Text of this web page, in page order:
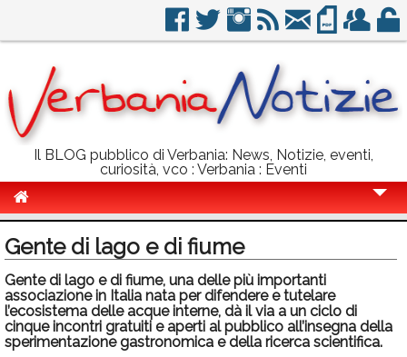
Il BLOG pubblico di Verbania: News, Notizie, eventi,
curiosità, vco : Verbania : Eventi
Politica
Sport
Eventi
Gente di lago e di fiume
Gente di lago e di fiume, una delle più importanti
associazione in Italia nata per difendere e tutelare
l’ecosistema delle acque interne, dà il via a un ciclo di
cinque incontri gratuiti e aperti al pubblico all’insegna della
sperimentazione gastronomica e della ricerca scientifica.